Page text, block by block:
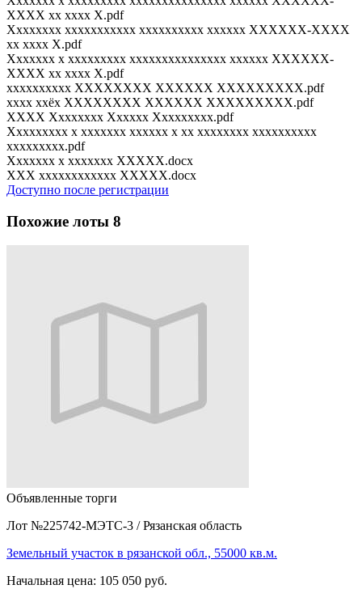
XXXX xx xxxx X.pdf
Xxxxxxxx xxxxxxxxxxx xxxxxxxxxx xxxxxx XXXXXX-XXXX
xx xxxx X.pdf
Xxxxxxx x xxxxxxxxx xxxxxxxxxxxxxxx xxxxxx XXXXXX-
XXXX xx xxxx X.pdf
xxxxxxxxxx XXXXXXXX XXXXXX XXXXXXXXX.pdf
xxxx xxёx XXXXXXXX XXXXXX XXXXXXXXX.pdf
XXXX Xxxxxxxx Xxxxxx Xxxxxxxxx.pdf
Xxxxxxxxx x xxxxxxx xxxxxx x xx xxxxxxxx xxxxxxxxxx
xxxxxxxxx.pdf
Xxxxxxx x xxxxxxx XXXXX.docx
XXX xxxxxxxxxxxx XXXXX.docx
Доступно после регистрации
Похожие лоты 8
Объявленные торги
Лот №225742-МЭТС-3 / Рязанская область
Земельный участок в рязанской обл., 55000 кв.м.
Начальная цена: 105 050 руб.